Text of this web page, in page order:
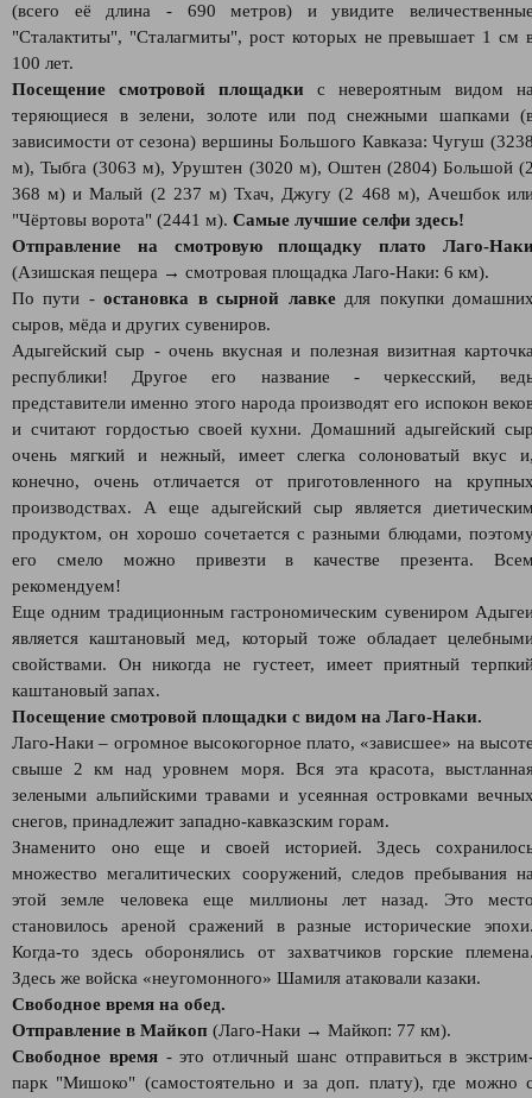
(всего её длина - 690 метров) и увидите
"Сталактиты", "Сталагмиты", рост которых не превышает 1 см
100 лет.
Посещение смотровой площадки с невероятным видом
теряющиеся в зелени, золоте или под снежными шапками
зависимости от сезона) вершины Большого Кавказа: Чугуш
м), Тыбга (3063 м), Уруштен (3020 м), Оштен (2804) Большой
368 м) и Малый (2 237 м) Тхач, Джугу (2 468 м), Ачешбок
"Чёртовы ворота" (2441 м). Самые лучшие селфи здесь!
Отправление на смотровую площадку плато Лаго-
(Азишская пещера → смотровая площадка Лаго-Наки: 6 км).
По пути -остановка в сырной лавкедля покупки
сыров, мёда и других сувениров.
Адыгейский сыр - очень вкусная и полезная визитная
республики! Другое его название - черкесский,
представители именно этого народа производят его испокон
и считают гордостью своей кухни. Домашний адыгейский
очень мягкий и нежный, имеет слегка солоноватый вкус
конечно, очень отличается от приготовленного на
производствах. А еще адыгейский сыр является
продуктом, он хорошо сочетается с разными блюдами,
его смело можно привезти в качестве презента.
рекомендуем!
Еще одним традиционным гастрономическим сувениром
является каштановый мед, который тоже обладает
свойствами. Он никогда не густеет, имеет приятный
каштановый запах.
Посещение смотровой площадки с видом на Лаго-Наки.
Лаго-Наки – огромное высокогорное плато, «зависшее» на
свыше 2 км над уровнем моря. Вся эта красота,
зелеными альпийскими травами и усеянная островками
снегов, принадлежит западно-кавказским горам.
Знаменито оно еще и своей историей. Здесь
множество мегалитических сооружений, следов пребывания
этой земле человека еще миллионы лет назад. Это
становилось ареной сражений в разные исторические
Когда-то здесь оборонялись от захватчиков горские
Здесь же войска «неугомонного» Шамиля атаковали казаки.
Свободное время на обед.
Отправление в Майкоп (Лаго-Наки → Майкоп: 77 км).
Свободное время- это отличный шанс отправиться в
парк "Мишоко" (самостоятельно и за доп. плату), где можно